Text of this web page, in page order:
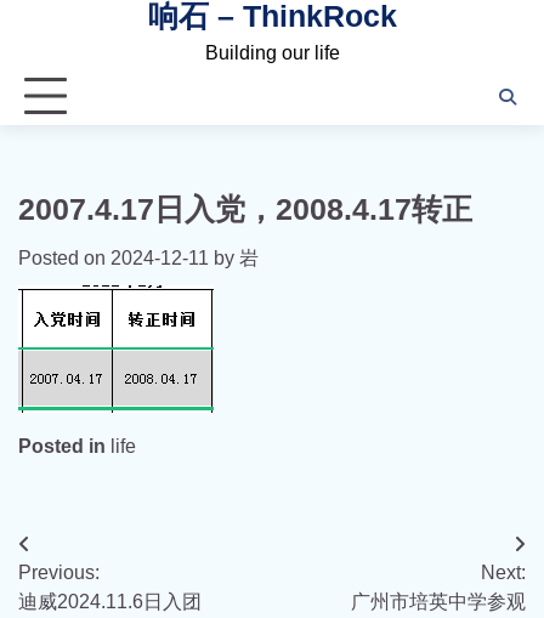
响石 – ThinkRock
Building our life
2007.4.17日入党，2008.4.17转正
Posted on 2024-12-11 by 岩
Posted in life
文
章
Previous:
迪威2024.11.6日入团
Next:
广州市培英中学参观